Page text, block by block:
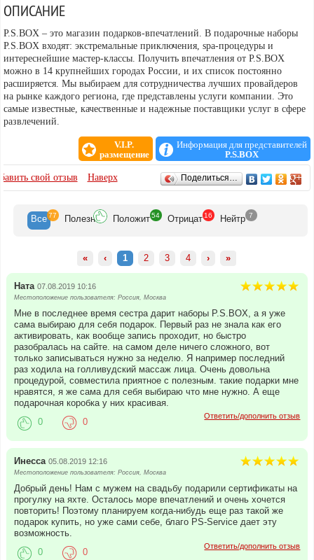
ОПИСАНИЕ
P.S.BOX – это магазин подарков-впечатлений. В подарочные наборы
P.S.BOX входят: экстремальные приключения, spa-процедуры и
интереснейшие мастер-классы. Получить впечатления от P.S.BOX
можно в 14 крупнейших городах России, и их список постоянно
расширяется. Мы выбираем для сотрудничества лучших провайдеров
на рынке каждого региона, где представлены услуги компании. Это
самые известные, качественные и надежные поставщики услуг в сфере
развлечений.
V.I.P.
размещение
Информация для представителей
P.S.BOX
ОТЗЫВЫсвой отзыв Наверх Поделиться…
Все 77 Полезн Положит 54 Отрицат 16 Нейтр 7
« ‹ 1 2 3 4 › »
Ната 07.08.2019 10:16
Местоположение пользователя: Россия, Москва
Мне в последнее время сестра дарит наборы P.S.BOX, а я уже
сама выбираю для себя подарок. Первый раз не знала как его
активировать, как вообще запись проходит, но быстро
разобралась на сайте. на самом деле ничего сложного, вот
только записываться нужно за неделю. Я например последний
раз ходила на голливудский массаж лица. Очень довольна
процедурой, совместила приятное с полезным. такие подарки мне
нравятся, я же сама для себя выбираю что мне нужно. А еще
подарочная коробка у них красивая.
Ответить/дополнить отзыв
0 0
Инесса 05.08.2019 12:16
Местоположение пользователя: Россия, Москва
Добрый день! Нам с мужем на свадьбу подарили сертификаты на
прогулку на яхте. Осталось море впечатлений и очень хочется
повторить! Поэтому планируем когда-нибудь еще раз такой же
подарок купить, но уже сами себе, благо PS-Service дает эту
возможность.
Ответить/дополнить отзыв
0 0